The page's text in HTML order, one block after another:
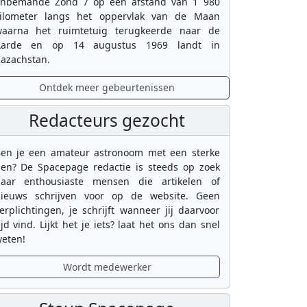
langs het oppervlak van de Maan
het ruimtetuig terugkeerde naar de
en op 14 augustus 1969 landt in
Ontdek meer gebeurtenissen
Redacteurs gezocht
je een amateur astronoom met een sterke
De Spacepage redactie is steeds op zoek
enthousiaste mensen die artikelen of
schrijven voor op de website. Geen
je schrijft wanneer jij daarvoor
vind. Lijkt het je iets? laat het ons dan snel
Wordt medewerker